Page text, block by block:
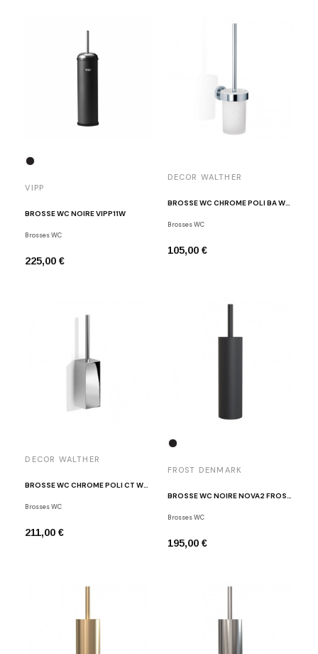
VIPP
BROSSE WC NOIRE VIPP11W
Brosses WC
225,00 €
DECOR WALTHER
BROSSE WC CHROME POLI BA WBG
Brosses WC
105,00 €
DECOR WALTHER
BROSSE WC CHROME POLI CT WBG
Brosses WC
211,00 €
FROST DENMARK
BROSSE WC NOIRE NOVA2 FROST DENMARK
Brosses WC
195,00 €